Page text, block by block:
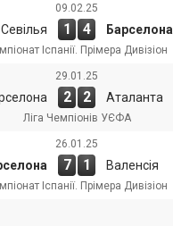
09.02.25
Севілья 1 4 Барселона
Іспанії. Прімера Дивізіон
29.01.25
2 2 Аталанта
Ліга Чемпіонів УЄФА
26.01.25
7 1 Валенсія
Іспанії. Прімера Дивізіон